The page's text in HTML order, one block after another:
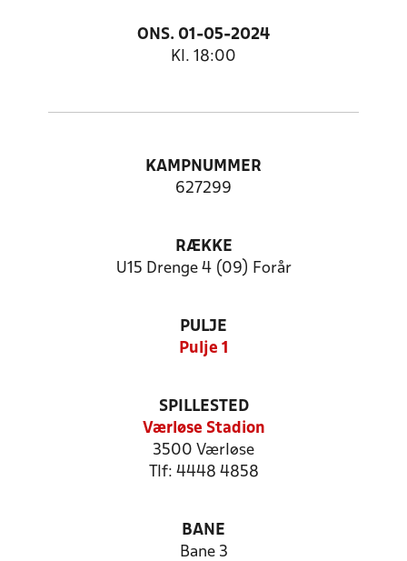
ONS. 01-05-2024
Kl. 18:00
KAMPNUMMER
627299
RÆKKE
U15 Drenge 4 (09) Forår
PULJE
Pulje 1
SPILLESTED
Værløse Stadion
3500 Værløse
Tlf: 4448 4858
BANE
Bane 3